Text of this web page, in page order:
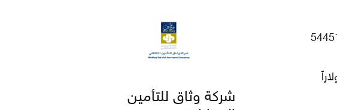
أي ما يعادل 54451.40
أي ما يعادل 40838.55 دولاراً
شركة وثاق للتأمين